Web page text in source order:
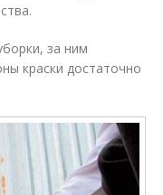
за ним
краски достаточно